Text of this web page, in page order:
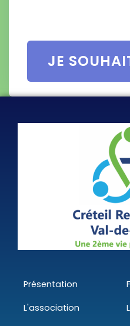
JE
Présentation
L'association